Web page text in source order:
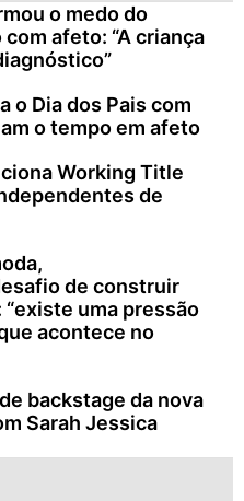
o medo do
afeto: “A criança
o Dia dos Pais com
o tempo em afeto
Working Title
de
de construir
uma pressão
acontece no
backstage da nova
Sarah Jessica